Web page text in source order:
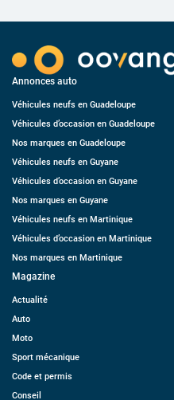
Annonces auto
Véhicules neufs en Guadeloupe
Véhicules d’occasion en Guadeloupe
Nos marques en Guadeloupe
Véhicules neufs en Guyane
Véhicules d’occasion en Guyane
Nos marques en Guyane
Véhicules neufs en Martinique
Véhicules d’occasion en Martinique
Nos marques en Martinique
Magazine
Actualité
Auto
Moto
Sport mécanique
Code et permis
Conseil